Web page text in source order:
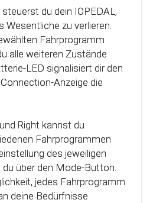
du dein IOPEDAL,
Wesentliche zu verlieren.
Fahrprogramm
alle weiteren Zustände
LED signalisiert dir den
Anzeige die
Right kannst du
Fahrprogrammen
des jeweiligen
über den Mode-Button.
jedes Fahrprogramm
deine Bedürfnisse
Direkt nach dem
alle notwendigen
automatisch
optimierten individuellen
werden die
des Gaspedals
Potenziale deines
können optimal genutzt